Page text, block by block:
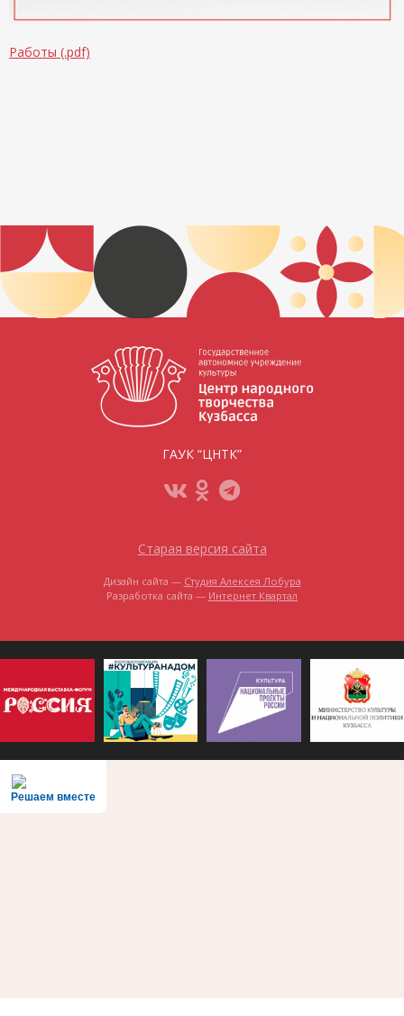
Работы (.pdf)
ГАУК “ЦНТК”
Старая версия сайта
Дизайн сайта — Студия Алексея Лобура
Разработка сайта — Интернет Квартал
Решаем вместе